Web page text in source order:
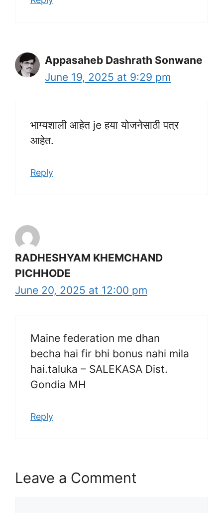
Appasaheb Dashrath Sonwane
June 19, 2025 at 9:29 pm
भाग्यशाली आहेत je हया योजनेसाठी पत्र
आहेत.
Reply
RADHESHYAM KHEMCHAND
PICHHODE
June 20, 2025 at 12:00 pm
Maine federation me dhan
becha hai fir bhi bonus nahi mila
hai.taluka – SALEKASA Dist.
Gondia MH
Reply
Leave a Comment